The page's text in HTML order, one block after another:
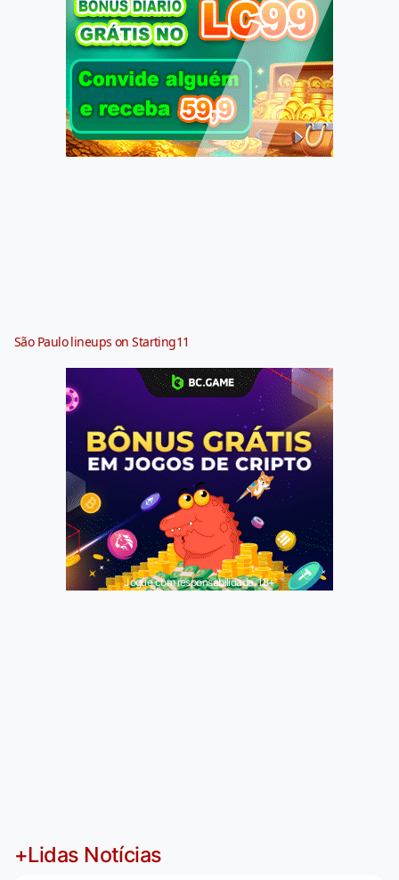
São Paulo lineups on Starting11
Jogue com responsabilidade. 18+
+Lidas Notícias